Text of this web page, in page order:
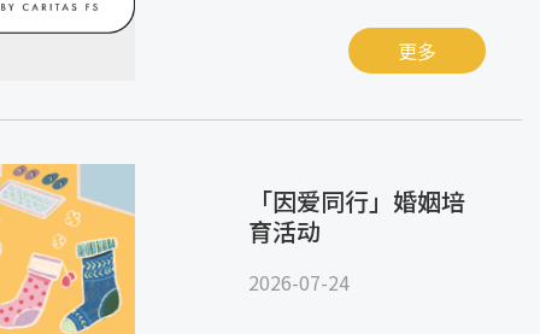
更多
「因爱同行」婚姻培
育活动
2026-07-24